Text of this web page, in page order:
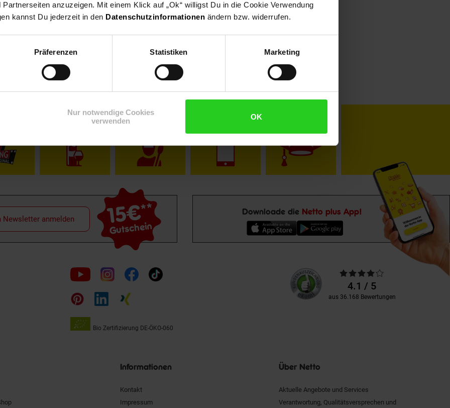
anzuzeigen. Mit einem Klick auf „Ok“ willigst Du in die Cookie Verwendung
kannst Du jederzeit in den Datenschutzinformationen ändern bzw. widerrufen.
Präferenzen Statistiken Marketing
Nur notwendige Cookies
verwenden
OK
Weinwelt Rezeptwelt
15€**
Gutschein
Newsletter anmelden
Downloade die Netto plus App!
Folge
uns
auf
Bio Zertifizierung DE-ÖKO-060
Unsere
Kundenbewertungen
Durchschnittliche
Bewertungen4.1 / 5
aus 36.168 Bewertungen
Informationen
Kontakt
Impressum
Über Netto
Aktuelle Angebote und Services
Verantwortung, Qualitätsversprechen und